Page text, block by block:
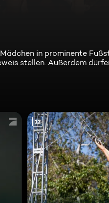
in prominente
stellen. Außerdem
12